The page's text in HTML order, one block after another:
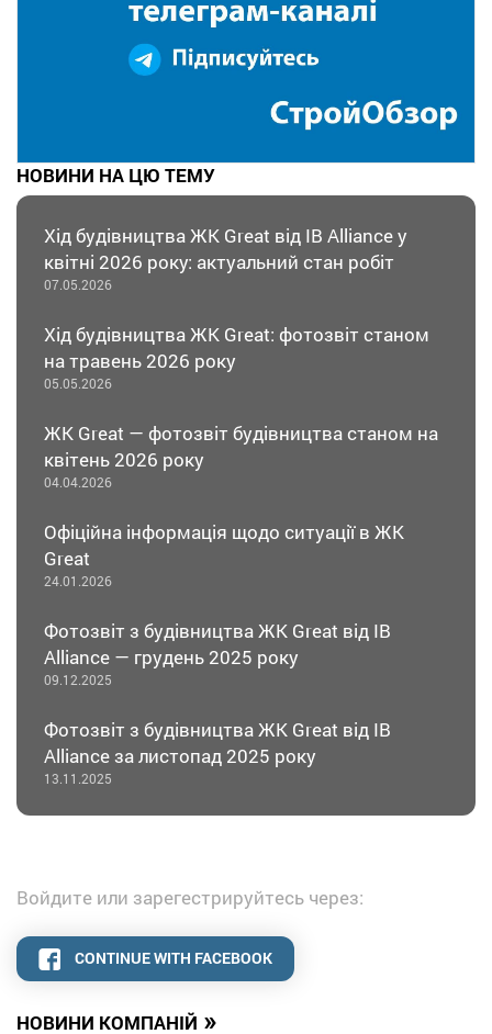
НОВИНИ КОМПАНІЙ »
НОВИНИ НА ЦЮ ТЕМУ
Хід будівництва ЖК Great від IB Alliance у
квітні 2026 року: актуальний стан робіт
07.05.2026
Хід будівництва ЖК Great: фотозвіт станом
на травень 2026 року
05.05.2026
ЖК Great — фотозвіт будівництва станом на
квітень 2026 року
04.04.2026
Офіційна інформація щодо ситуації в ЖК
Great
24.01.2026
Фотозвіт з будівництва ЖК Great від IB
Alliance — грудень 2025 року
09.12.2025
Фотозвіт з будівництва ЖК Great від IB
Alliance за листопад 2025 року
13.11.2025
Войдите или зарегестрируйтесь через:
CONTINUE WITH FACEBOOK